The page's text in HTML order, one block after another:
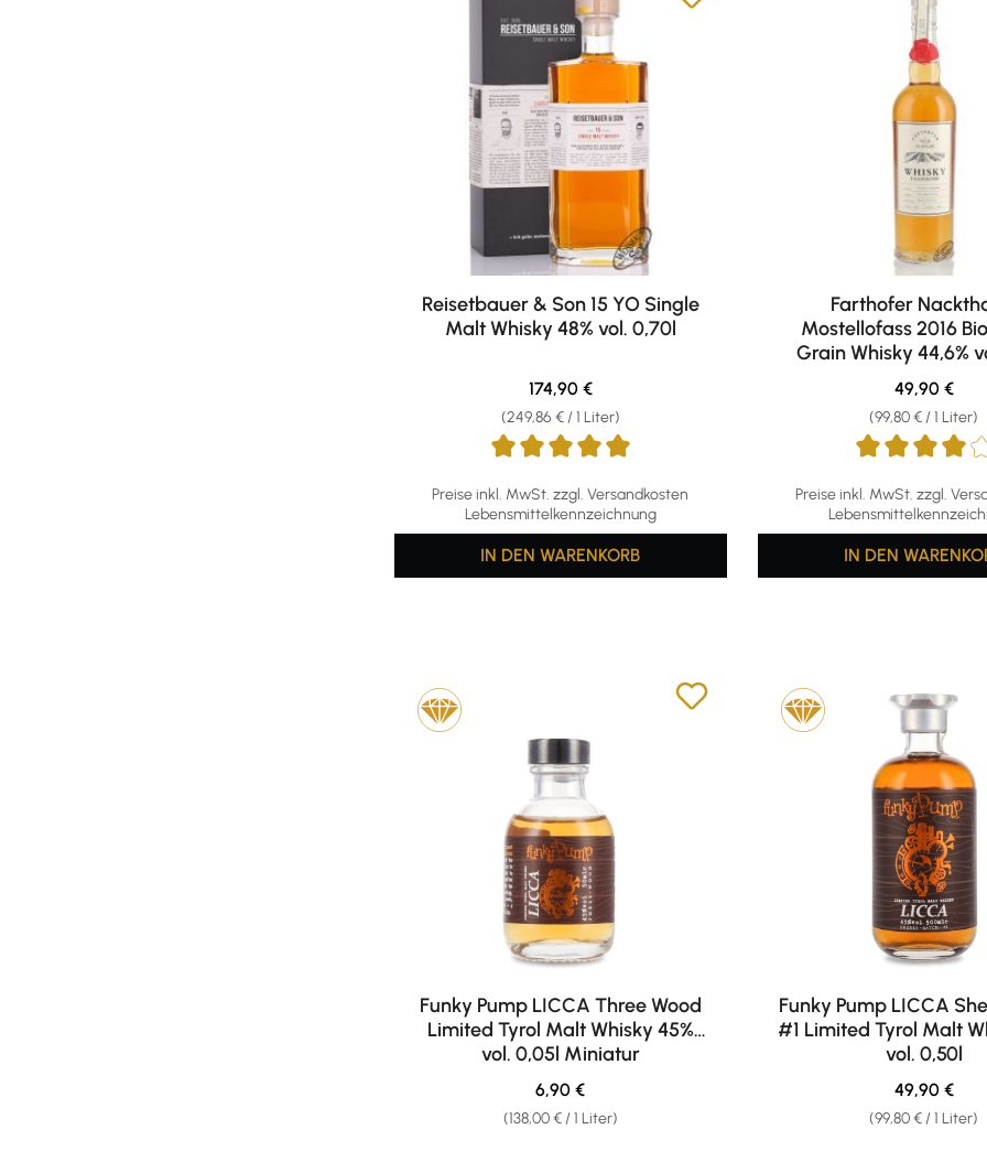
Reisetbauer & Son 15 YO Single
Malt Whisky 48% vol. 0,70l
Preise inkl. MwSt. zzgl. Versandkosten
Lebensmittelkennzeichnung
(249,86 € / 1 Liter)
Regulärer Preis:
174,90 €
IN DEN WARENKORB
Farthofer
Mostellofass 2016
Grain Whisky 44,6%
Preise inkl. MwSt. zzgl.
(99,80 € / 1 Liter)
Regulärer
49,90 €
IN DEN
Funky Pump LICCA Three Wood
Limited Tyrol Malt Whisky 45%
vol. 0,05l Miniatur
(138,00 € / 1 Liter)
Regulärer Preis:
6,90 €
Funky Pump LICCA
#1 Limited Tyrol Malt
vol. 0,50l
(99,80 € / 1 Liter)
Regulärer
49,90 €